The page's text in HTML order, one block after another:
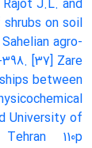
Rajot J.L. and
shrubs on soil
agro-
[37] Zare
between
University of
Tehran
110p